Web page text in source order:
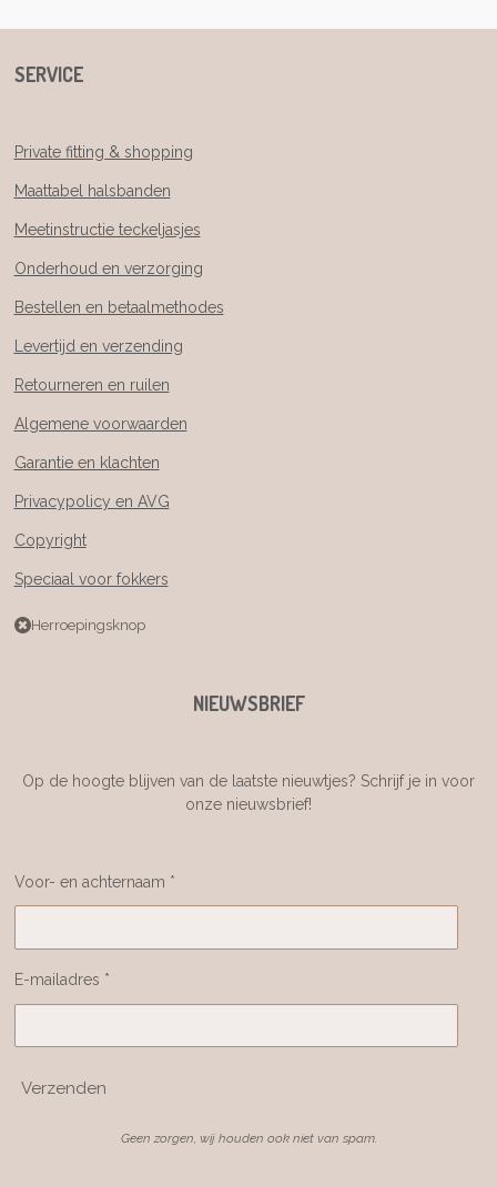
SERVICE
Private fitting & shopping
Maattabel halsbanden
Meetinstructie teckeljasjes
Onderhoud en verzorging
Bestellen en betaalmethodes
Levertijd en verzending
Retourneren en ruilen
Algemene voorwaarden
Garantie en klachten
Privacypolicy en AVG
Copyright
Speciaal voor fokkers
Herroepingsknop
NIEUWSBRIEF
Op de hoogte blijven van de laatste nieuwtjes? Schrijf je in voor
onze nieuwsbrief!
Voor- en achternaam *
E-mailadres *
Verzenden
Geen zorgen, wij houden ook niet van spam.